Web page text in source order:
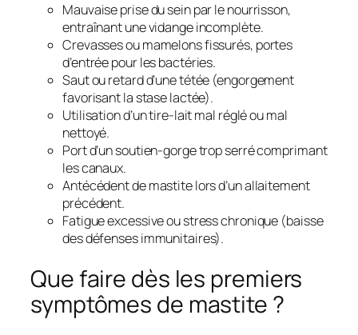
Mauvaise prise du sein par le nourrisson,
entraînant une vidange incomplète.
Crevasses ou mamelons fissurés, portes
d’entrée pour les bactéries.
Saut ou retard d’une tétée (engorgement
favorisant la stase lactée).
Utilisation d’un tire-lait mal réglé ou mal
nettoyé.
Port d’un soutien-gorge trop serré comprimant
les canaux.
Antécédent de mastite lors d’un allaitement
précédent.
Fatigue excessive ou stress chronique (baisse
des défenses immunitaires).
Que faire dès les premiers
symptômes de mastite ?